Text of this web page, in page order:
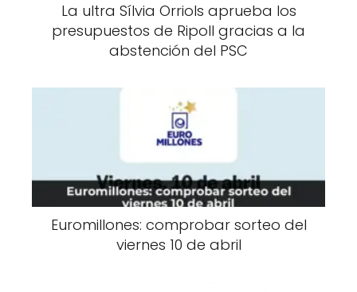
La ultra Sílvia Orriols aprueba los
presupuestos de Ripoll gracias a la
abstención del PSC
Euromillones: comprobar sorteo del
viernes 10 de abril